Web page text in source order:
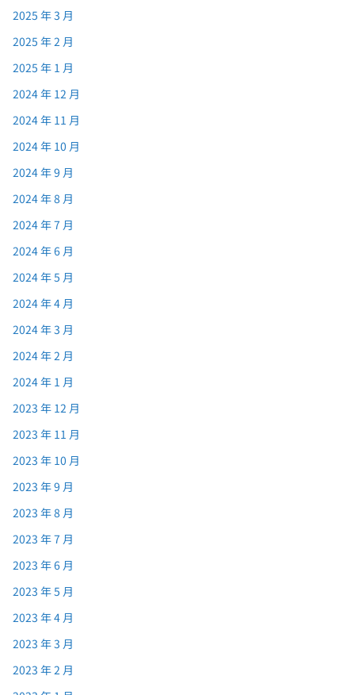
2025 年 3 月
2025 年 2 月
2025 年 1 月
2024 年 12 月
2024 年 11 月
2024 年 10 月
2024 年 9 月
2024 年 8 月
2024 年 7 月
2024 年 6 月
2024 年 5 月
2024 年 4 月
2024 年 3 月
2024 年 2 月
2024 年 1 月
2023 年 12 月
2023 年 11 月
2023 年 10 月
2023 年 9 月
2023 年 8 月
2023 年 7 月
2023 年 6 月
2023 年 5 月
2023 年 4 月
2023 年 3 月
2023 年 2 月